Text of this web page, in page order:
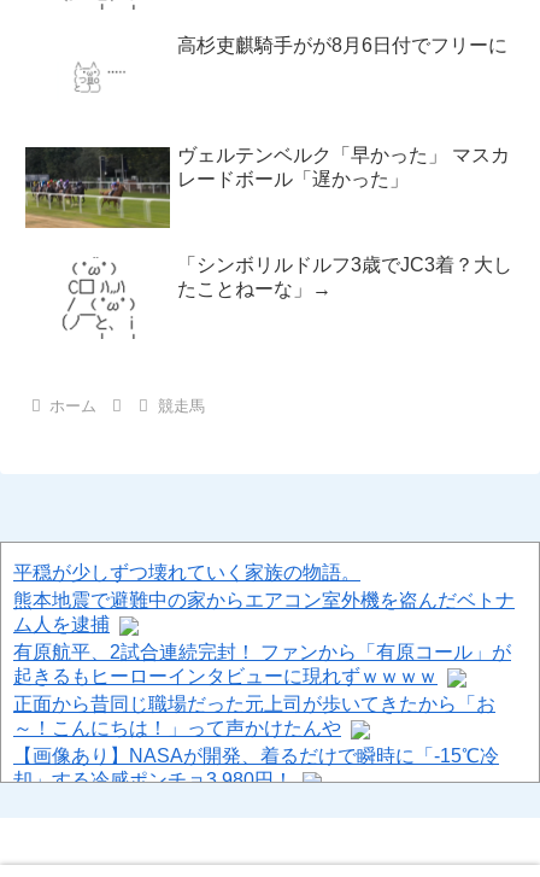
高杉吏麒騎手がが8月6日付でフリーに
ヴェルテンベルク「早かった」 マスカ
レードボール「遅かった」
「シンボリルドルフ3歳でJC3着？大し
たことねーな」→
ホーム 競走馬
平穏が少しずつ壊れていく家族の物語。
熊本地震で避難中の家からエアコン室外機を盗んだベトナ
ム人を逮捕
有原航平、2試合連続完封！ ファンから「有原コール」が
起きるもヒーローインタビューに現れずｗｗｗｗ
正面から昔同じ職場だった元上司が歩いてきたから「お
～！こんにちは！」って声かけたんや
【画像あり】NASAが開発、着るだけで瞬時に「-15℃冷
却」する冷感ポンチョ3,980円！